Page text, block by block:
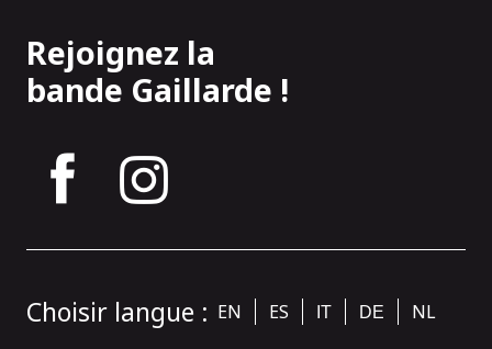
Rejoignez la
bande Gaillarde !
Choisir langue : EN ES IT DE NL